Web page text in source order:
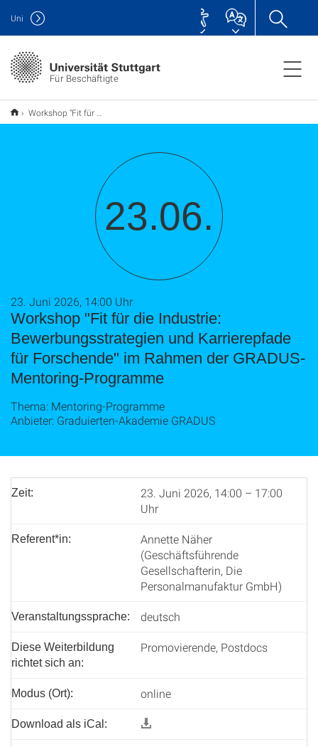
Für Beschäftigte
Uni
Workshop "Fit für die Industrie: Bewerbungsstrategien und Karrierepfade für Forschende" im Rahmen der GRADUS-Mentoring-Programme
23.06.
Workshop "Fit für die Industrie:
Bewerbungsstrategien und Karrierepfade
für Forschende" im Rahmen der GRADUS-
Mentoring-Programme
23. Juni 2026, 14:00 Uhr
Thema: Mentoring-Programme
Anbieter: Graduierten-Akademie GRADUS
Zeit:
23. Juni 2026, 14:00 – 17:00
Uhr
Referent*in:
Annette Näher
(Geschäftsführende
Gesellschafterin, Die
Personalmanufaktur GmbH)
Veranstaltungssprache: deutsch
Diese Weiterbildung
richtet sich an:
Promovierende, Postdocs
Modus (Ort): online
Download als iCal: